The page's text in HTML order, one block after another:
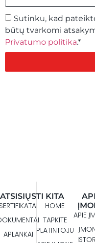
Sutinku, kad
būtų tvarkomi
Privatumo politika.*
APIE
KITA
HOME
TAPKITE
PLATINTOJU
ATSISIŲSTI
APLANKAI